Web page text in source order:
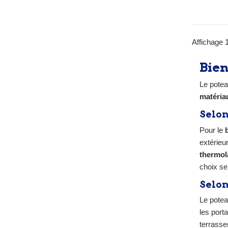
ou
Affichage
Le
Pour le
choix
Le
les